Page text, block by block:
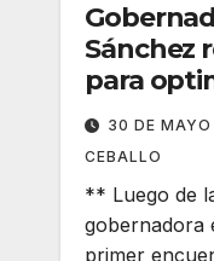
Sánchez
para
Aragua
30 DE
CEBALLO
** Luego de
gobernadora
primer